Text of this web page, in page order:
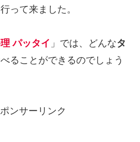
って来ました。
パッタイ 」では、どんなタ
ることができるのでしょう
ンサーリンク